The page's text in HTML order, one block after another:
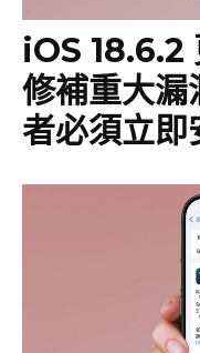
iOS 18.6.2
修補重大
者必須立即